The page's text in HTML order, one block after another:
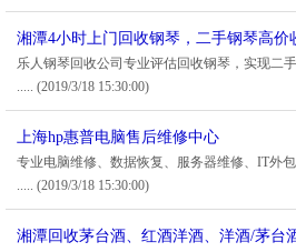
湘潭4小时上门回收钢琴，二手钢琴高价
乐人钢琴回收公司专业评估回收钢琴，实现二
..... (2019/3/18 15:30:00)
上海hp惠普电脑售后维修中心
专业电脑维修、数据恢复、服务器维修、IT外
..... (2019/3/18 15:30:00)
湘潭回收茅台酒、红酒洋酒、洋酒/茅台